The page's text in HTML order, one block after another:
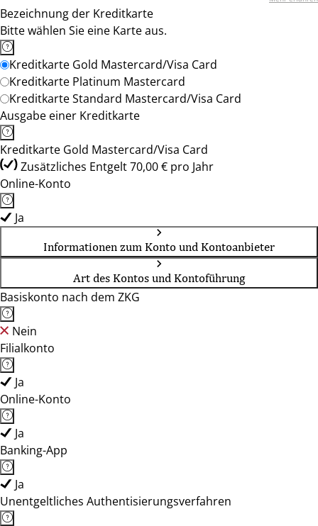
Bezeichnung der Kreditkarte
Bitte wählen Sie eine Karte aus.
Kreditkarte Gold Mastercard/Visa Card
Kreditkarte Platinum Mastercard
Kreditkarte Standard Mastercard/Visa Card
Ausgabe einer Kreditkarte
Kreditkarte Gold Mastercard/Visa Card
Zusätzliches Entgelt 70,00 € pro Jahr
Online-Konto
Ja
Informationen zum Konto und Kontoanbieter
Art des Kontos und Kontoführung
Basiskonto nach dem ZKG
Nein
Filialkonto
Ja
Online-Konto
Ja
Banking-App
Ja
Unentgeltliches Authentisierungsverfahren